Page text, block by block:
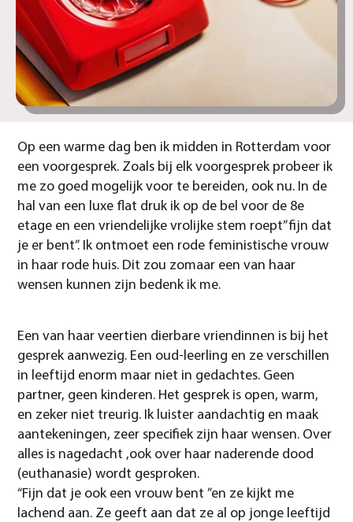
Op een warme dag ben ik midden in Rotterdam voor
een voorgesprek. Zoals bij elk voorgesprek probeer ik
me zo goed mogelijk voor te bereiden, ook nu. In de
hal van een luxe flat druk ik op de bel voor de 8e
etage en een vriendelijke vrolijke stem roept” fijn dat
je er bent”. Ik ontmoet een rode feministische vrouw
in haar rode huis. Dit zou zomaar een van haar
wensen kunnen zijn bedenk ik me.
Een van haar veertien dierbare vriendinnen is bij het
gesprek aanwezig. Een oud-leerling en ze verschillen
in leeftijd enorm maar niet in gedachtes. Geen
partner, geen kinderen. Het gesprek is open, warm,
en zeker niet treurig. Ik luister aandachtig en maak
aantekeningen, zeer specifiek zijn haar wensen. Over
alles is nagedacht ,ook over haar naderende dood
(euthanasie) wordt gesproken.
“Fijn dat je ook een vrouw bent ”en ze kijkt me
lachend aan. Ze geeft aan dat ze al op jonge leeftijd